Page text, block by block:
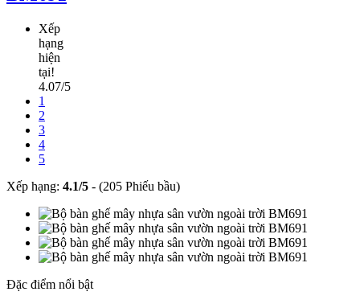
Xếp
hạng
hiện
tại!
4.07/5
1
2
3
4
5
Xếp hạng: 4.1/5 - (205 Phiếu bầu)
Đặc điểm nổi bật